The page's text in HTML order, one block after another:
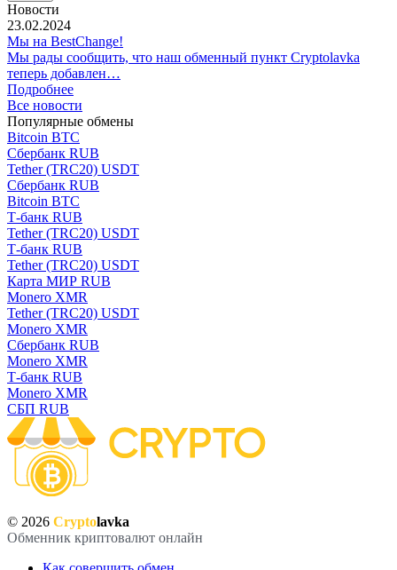
Новости
23.02.2024
Мы на BestChange!
Мы рады сообщить, что наш обменный пункт Cryptolavka
теперь добавлен…
Подробнее
Все новости
Популярные обмены
Bitcoin BTC
Сбербанк RUB
Tether (TRC20) USDT
Сбербанк RUB
Bitcoin BTC
Т-банк RUB
Tether (TRC20) USDT
Т-банк RUB
Tether (TRC20) USDT
Карта МИР RUB
Monero XMR
Tether (TRC20) USDT
Monero XMR
Сбербанк RUB
Monero XMR
Т-банк RUB
Monero XMR
СБП RUB
© 2026 Cryptolavka
Обменник криптовалют онлайн